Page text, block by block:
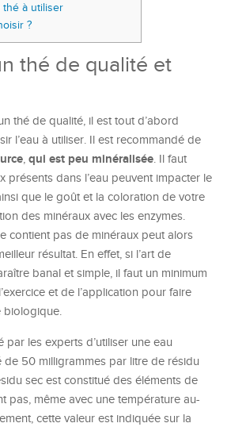
thé à utiliser
?
thé de qualité et
thé de qualité, il est tout d’abord
l’eau à utiliser. Il est recommandé de
, qui est peu minéralisée. Il faut
présents dans l’eau peuvent impacter le
que le goût et la coloration de votre
des minéraux avec les enzymes.
contient pas de minéraux peut alors
résultat. En effet, si l’art de
banal et simple, il faut un minimum
et de l’application pour faire
biologique.
par les experts d’utiliser une eau
de 50 milligrammes par litre de résidu
sec est constitué des éléments de
pas, même avec une température au-
cette valeur est indiquée sur la